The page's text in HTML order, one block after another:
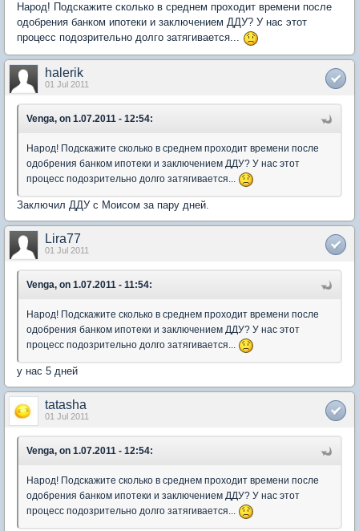
Народ! Подскажите сколько в среднем проходит времени после
одобрения банком ипотеки и заключением ДДУ? У нас этот
процесс подозрительно долго затягивается...
halerik
01 Jul 2011
Venga, on 1.07.2011 - 12:54:
Народ! Подскажите сколько в среднем проходит времени после
одобрения банком ипотеки и заключением ДДУ? У нас этот
процесс подозрительно долго затягивается...
Заключил ДДУ с Моисом за пару дней.
Lira77
01 Jul 2011
Venga, on 1.07.2011 - 11:54:
Народ! Подскажите сколько в среднем проходит времени после
одобрения банком ипотеки и заключением ДДУ? У нас этот
процесс подозрительно долго затягивается...
у нас 5 дней
tatasha
01 Jul 2011
Venga, on 1.07.2011 - 12:54:
Народ! Подскажите сколько в среднем проходит времени после
одобрения банком ипотеки и заключением ДДУ? У нас этот
процесс подозрительно долго затягивается...